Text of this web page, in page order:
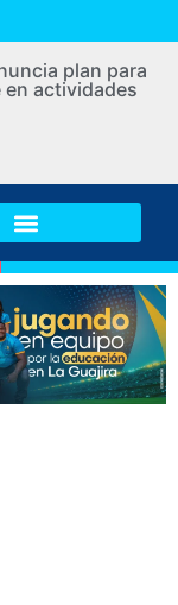
plan para
actividades